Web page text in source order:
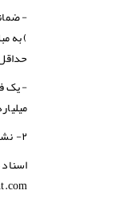
‏-
۲- نشانی دریافت اسناد مناقصه: